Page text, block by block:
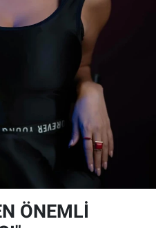
ÖNEMLİ